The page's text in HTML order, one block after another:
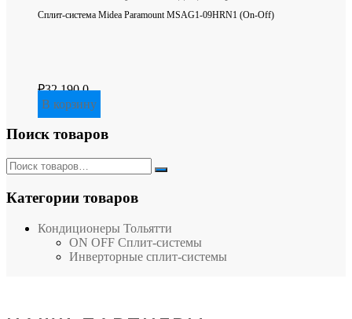
Сплит-система Midea Paramount MSAG1-09HRN1 (On-Off)
₽32,190.0
В корзину
Поиск товаров
Категории товаров
Кондиционеры Тольятти
ON OFF Сплит-системы
Инверторные сплит-системы